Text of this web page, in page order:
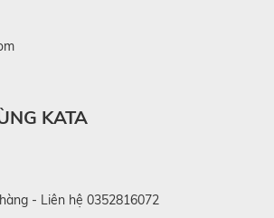
KATA
- Liên hệ 0352816072